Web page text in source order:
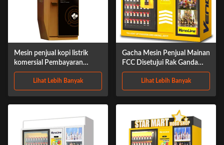
Mesin penjual kopi listrik
komersial Pembayaran
otomatis
Lihat Lebih Banyak
Gacha Mesin Penjual Mainan
FCC Disetujui Rak Ganda
Multipayment didukung
Lihat Lebih Banyak